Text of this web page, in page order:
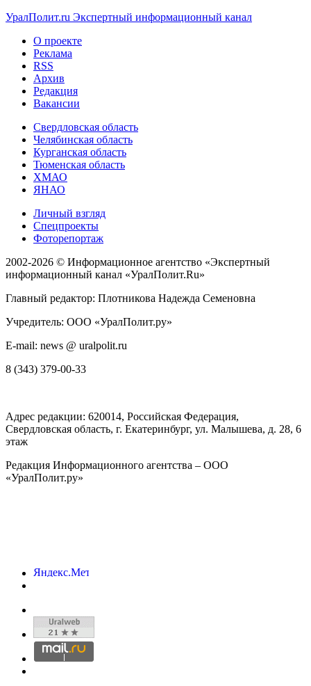
УралПолит.ru Экспертный информационный канал
О проекте
Реклама
RSS
Архив
Редакция
Вакансии
Свердловская область
Челябинская область
Курганская область
Тюменская область
ХМАО
ЯНАО
Личный взгляд
Спецпроекты
Фоторепортаж
2002-2026 © Информационное агентство «Экспертный
информационный канал «УралПолит.Ru»
Главный редактор: Плотникова Надежда Семеновна
Учредитель: ООО «УралПолит.ру»
E-mail: news @ uralpolit.ru
8 (343) 379-00-33
Адрес редакции: 620014, Российская Федерация,
Свердловская область, г. Екатеринбург, ул. Малышева, д. 28, 6
этаж
Редакция Информационного агентства – ООО
«УралПолит.ру»